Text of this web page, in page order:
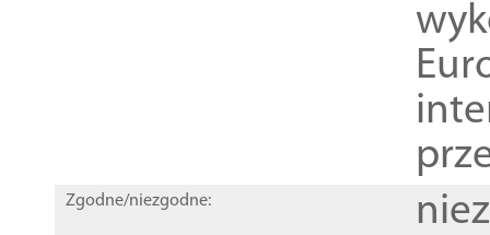
Zgodne/niezgodne: